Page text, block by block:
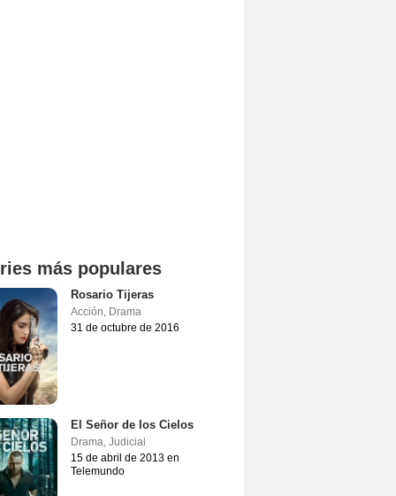
más populares
Rosario Tijeras
Acción, Drama
31 de octubre de 2016
El Señor de los Cielos
Drama, Judicial
15 de abril de 2013 en
Telemundo